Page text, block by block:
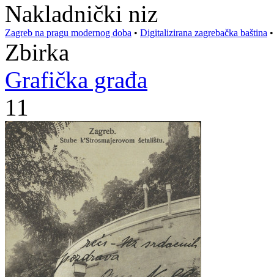
Nakladnički niz
Zagreb na pragu modernog doba • Digitalizirana zagrebačka baština
Zbirka
Grafička građa
11